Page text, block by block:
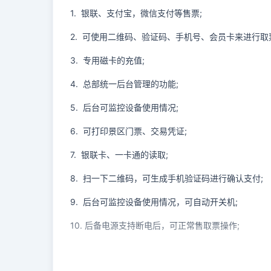
1. 银联、支付宝，微信支付等售票;
2. 可使用二维码、验证码、手机号、会员卡来进行取
3. 专用磁卡的充值;
4. 总部统一后台管理的功能;
5. 后台可监控设备使用情况;
6. 可打印景区门票、交易凭证;
7. 银联卡、一卡通的读取;
8. 扫一下二维码，可生成手机验证码进行确认支付;
9. 后台可监控设备使用情况，可自动开关机;
10. 后备电源支持断电后，可正常售取票操作;